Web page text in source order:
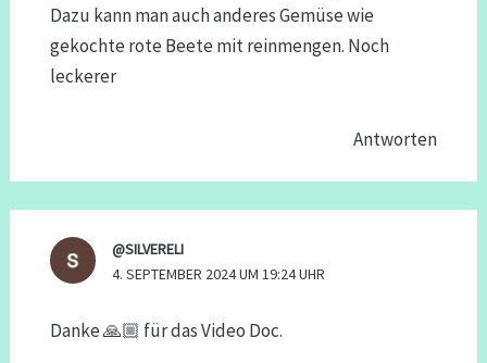
Dazu kann man auch anderes Gemüse wie
gekochte rote Beete mit reinmengen. Noch
leckerer
Antworten
@SILVERELI
4. SEPTEMBER 2024 UM 19:24 UHR
Danke 🙏🏼 für das Video Doc.